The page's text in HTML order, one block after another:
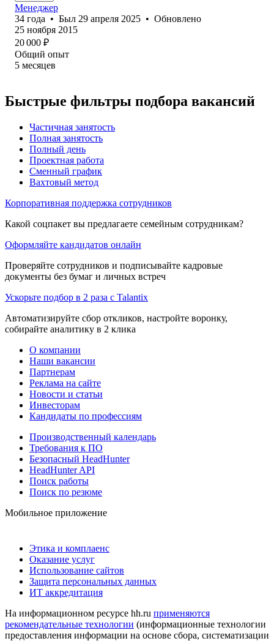
Менеджер
34 года • Был 29 апреля 2025 • Обновлено
25 ноября 2015
20 000 ₽
Общий опыт
5 месяцев
Быстрые фильтры подбора вакансий
Частичная занятость
Полная занятость
Полный день
Проектная работа
Сменный график
Вахтовый метод
Корпоративная поддержка сотрудников
Какой соцпакет вы предлагаете семейным сотрудникам?
Оформляйте кандидатов онлайн
Проверяйте сотрудников и подписывайте кадровые
документы без бумаг и личных встреч
Ускорьте подбор в 2 раза с Talantix
Автоматизируйте сбор откликов, настройте воронку,
собирайте аналитику в 2 клика
О компании
Наши вакансии
Партнерам
Реклама на сайте
Новости и статьи
Инвесторам
Кандидаты по профессиям
Производственный календарь
Требования к ПО
Безопасный HeadHunter
HeadHunter API
Поиск работы
Поиск по резюме
Мобильное приложение
Этика и комплаенс
Оказание услуг
Использование сайтов
Защита персональных данных
ИТ аккредитация
На информационном ресурсе hh.ru применяются
рекомендательные технологии (информационные технологии
предоставления информации на основе сбора, систематизации